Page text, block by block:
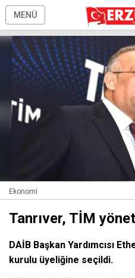
MENÜ
Ekonomi
Tanrıver, TİM
DAİB Başkan Yardımcısı
kurulu üyeliğine seçildi.